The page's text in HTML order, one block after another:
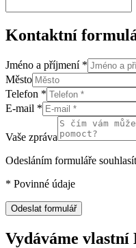
Kontaktní
Jméno a příjmení *
Město
Telefon *
E-mail *
Vaše zpráva
Odesláním formuláře
* Povinné údaje
Odeslat formulář
Vydáváme vlastní